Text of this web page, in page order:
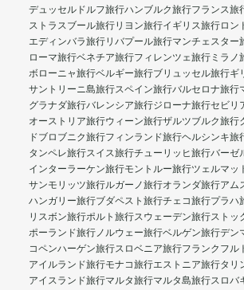
デュッセルドルフ旅行ハンブルク旅行フランス旅
ストラスブール旅行リヨン旅行イギリス旅行ロン
エディンバラ旅行リバプール旅行マンチェスター
ローマ旅行ベネチア旅行フィレンツェ旅行 ミラノ
ボローニャ旅行ベルギー旅行ブリュッセル旅行ギ
サントリーニ島旅行スペイン旅行バルセロナ旅行
グラナダ旅行バレンシア旅行ジローナ旅行セビリ
オーストリア旅行ウィーン旅行ザルツブルク旅行
ドブロブニク旅行フィンランド旅行ヘルシンキ旅
タンペレ旅行スイス旅行チューリッヒ旅行バーゼ
インターラーケン旅行モントルー旅行ツェルマッ
サンモリッツ旅行ルガーノ旅行オランダ旅行アム
ハンガリー旅行ブダペスト旅行チェコ旅行プラハ
リスボン旅行ポルト旅行スウェーデン旅行ストッ
ポーランド旅行ノルウェー旅行ベルゲン旅行デン
コペンハーゲン旅行スロベニア旅行フランクフル
アイルランド旅行モナコ旅行エストニア旅行タリ
アイスランド旅行マルタ旅行マルタ島旅行スロバ